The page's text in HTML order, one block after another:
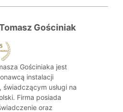
Gościniak
Gościniaka jest
instalacji
usługi na
Firma posiada
oraz